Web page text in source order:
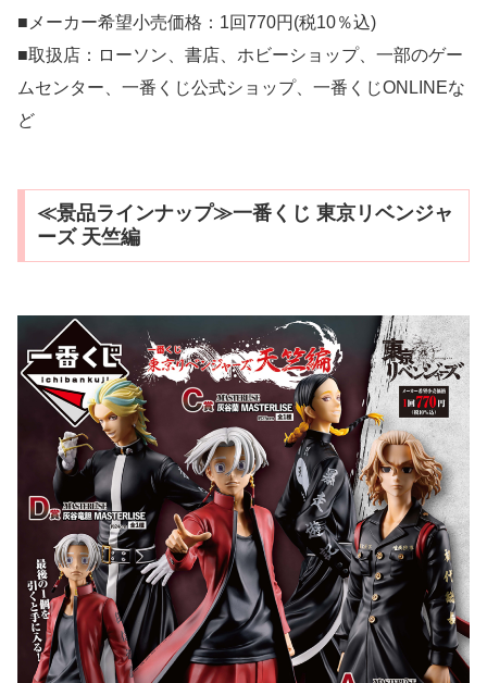
■メーカー希望小売価格：1回770円(税10％込)
■取扱店：ローソン、書店、ホビーショップ、一部のゲー
ムセンター、一番くじ公式ショップ、一番くじONLINEな
ど
≪景品ラインナップ≫一番くじ 東京リベンジャ
ーズ 天竺編